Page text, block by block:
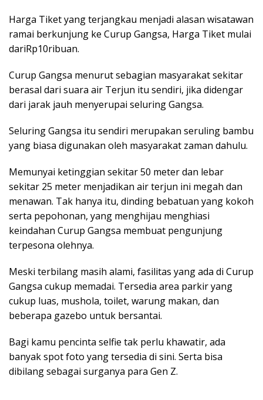
Harga Tiket yang terjangkau menjadi alasan wisatawan
ramai berkunjung ke Curup Gangsa, Harga Tiket mulai
dariRp10ribuan.
Curup Gangsa menurut sebagian masyarakat sekitar
berasal dari suara air Terjun itu sendiri, jika didengar
dari jarak jauh menyerupai seluring Gangsa.
Seluring Gangsa itu sendiri merupakan seruling bambu
yang biasa digunakan oleh masyarakat zaman dahulu.
Memunyai ketinggian sekitar 50 meter dan lebar
sekitar 25 meter menjadikan air terjun ini megah dan
menawan. Tak hanya itu, dinding bebatuan yang kokoh
serta pepohonan, yang menghijau menghiasi
keindahan Curup Gangsa membuat pengunjung
terpesona olehnya.
Meski terbilang masih alami, fasilitas yang ada di Curup
Gangsa cukup memadai. Tersedia area parkir yang
cukup luas, mushola, toilet, warung makan, dan
beberapa gazebo untuk bersantai.
Bagi kamu pencinta selfie tak perlu khawatir, ada
banyak spot foto yang tersedia di sini. Serta bisa
dibilang sebagai surganya para Gen Z.